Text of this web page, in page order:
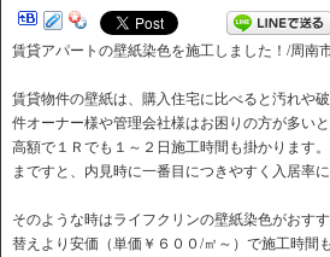
賃貸アパートの壁紙染色を施工しました！/周南
賃貸物件の壁紙は、購入住宅に比べると汚れや
件オーナー様や管理会社様はお困りの方が多い
高額で１Ｒでも１～２日施工時間も掛かります
まですと、内見時に一番目につきやすく入居率
そのような時はライフクリンの壁紙染色がおす
替えより安価（単価￥６００/㎡～）で施工時間